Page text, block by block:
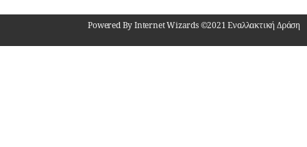
Powered By Internet Wizards ©2021 Εναλλακτική Δράση